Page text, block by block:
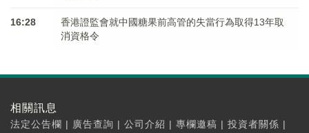
16:28
香港證監會就中國糖果前高管的失當行為取得13年取
消資格令
相關訊息
法定公告欄 | 廣告查詢 | 公司介紹 | 專欄邀稿 | 投資者關係 |